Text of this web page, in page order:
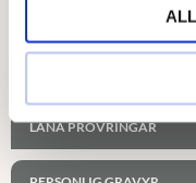
Ca. Höjd: 1.40mm –
Ca. Vikt i 18K rött
LÅNA PROVRINGAR